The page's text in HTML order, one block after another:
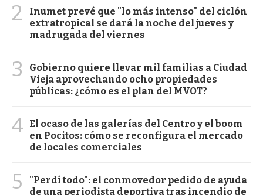
2
Inumet prevé que "lo más intenso" del ciclón
extratropical se dará la noche del jueves y
madrugada del viernes
3
Gobierno quiere llevar mil familias a Ciudad
Vieja aprovechando ocho propiedades
públicas: ¿cómo es el plan del MVOT?
4 El ocaso de las galerías del Centro y el boom
en Pocitos: cómo se reconfigura el mercado
de locales comerciales
5
"Perdí todo": el conmovedor pedido de ayuda
de una periodista deportiva tras incendio de